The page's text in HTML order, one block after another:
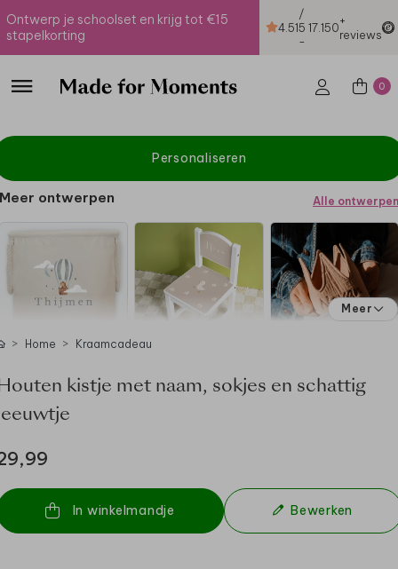
Ontwerp je schoolset en krijg tot €15
stapelkorting
4.51
/
5
-
17.150+
reviews
0
Personaliseren
Meer ontwerpen Alle ontwerpen
Meer
Home Kraamcadeau
kistje met naam, sokjes en schattig
In winkelmandje Bewerken